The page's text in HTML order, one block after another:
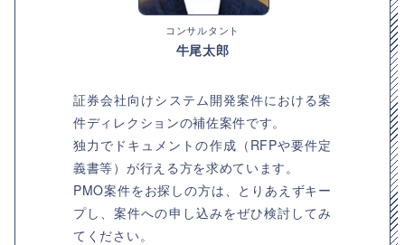
コンサルタント
牛尾太郎
証券会社向けシステム開発案件における案
件ディレクションの補佐案件です。
独力でドキュメントの作成（RFPや要件定
義書等）が行える方を求めています。
PMO案件をお探しの方は、とりあえずキー
プし、案件への申し込みをぜひ検討してみ
てください。